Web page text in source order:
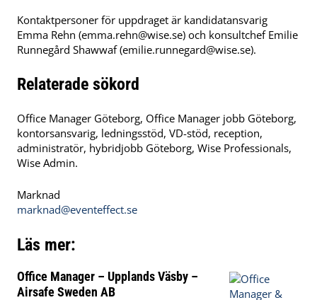
Kontaktpersoner för uppdraget är kandidatansvarig
Emma Rehn (emma.rehn@wise.se) och konsultchef Emilie
Runnegård Shawwaf (emilie.runnegard@wise.se).
Relaterade sökord
Office Manager Göteborg, Office Manager jobb Göteborg,
kontorsansvarig, ledningsstöd, VD-stöd, reception,
administratör, hybridjobb Göteborg, Wise Professionals,
Wise Admin.
Marknad
marknad@eventeffect.se
Läs mer:
Office Manager – Upplands Väsby –
Airsafe Sweden AB